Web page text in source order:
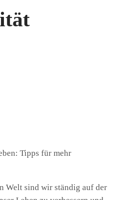
Welt sind wir ständig auf der